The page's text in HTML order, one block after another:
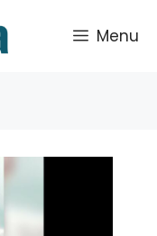
Menu